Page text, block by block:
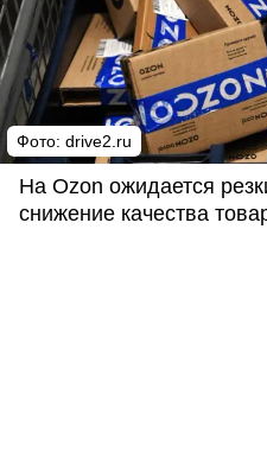
Фото: drive2.ru
На Ozon ожидается
снижение качества